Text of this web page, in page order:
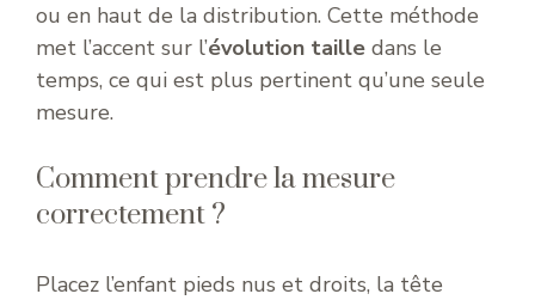
ou en haut de la distribution. Cette méthode
met l’accent sur l’évolution taille dans le
temps, ce qui est plus pertinent qu’une seule
mesure.
Comment prendre la mesure
correctement ?
Placez l’enfant pieds nus et droits, la tête